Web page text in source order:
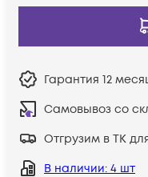
Гарантия 12
Самовывоз со
Отгрузим в ТК
В наличии: 4 шт